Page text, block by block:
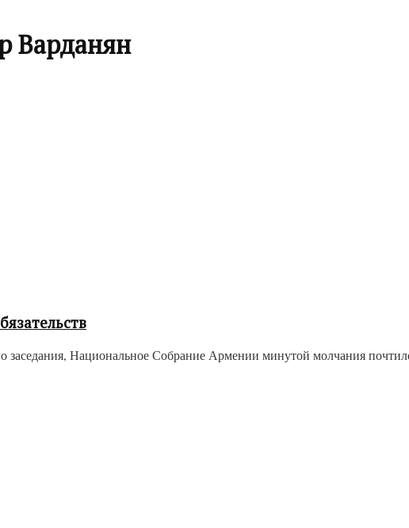
Варданян
заседания, Национальное Собрание Армении минутой молчания